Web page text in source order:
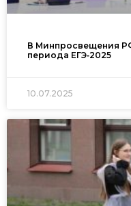
В Минпросвещения
периода ЕГЭ‑2025
10.07.2025